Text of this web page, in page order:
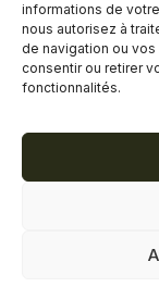
informations de
nous autorisez à
de navigation ou
consentir ou retirer
fonctionnalités.
Lundi au mercredi
Jeudi
Vendredi
Dimanche
Termes et